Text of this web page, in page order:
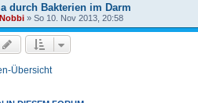
durch Bakterien im Darm
» So 10. Nov 2013, 20:58
Übersicht